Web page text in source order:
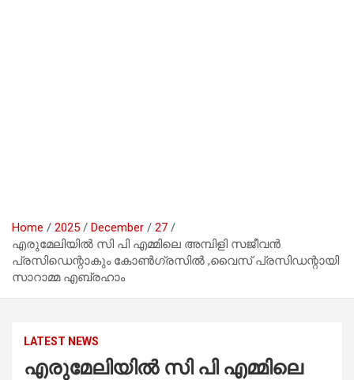
Home 2025 December
27
എരുമേലിയിൽ സി പി എമ്മിലെ അമ്പിളി സജീവൻ
പ്രസിഡെന്റാകും കോൺഗ്രസിൽ ,വൈസ് പ്രസിഡന്റായി
സാറാമ്മ എബ്രഹാം
LATEST NEWS
എരുമേലിയിൽ സി പി എമ്മിലെ